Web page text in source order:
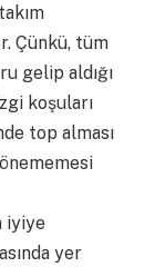
Çünkü, tüm
gelip aldığı
koşuları
top alması
iyiye
yer